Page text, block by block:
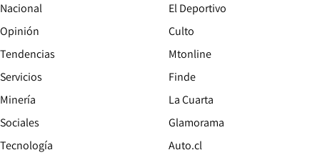
Nacional
Opinión
Tendencias
Servicios
Minería
Sociales
Tecnología
El Deportivo
Culto
Mtonline
Finde
La Cuarta
Glamorama
Auto.clOpens in new window